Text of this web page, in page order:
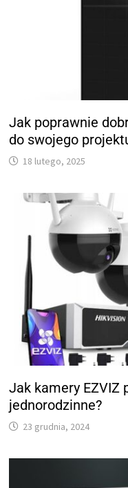
Jak poprawnie
do swojego
18 lutego, 2025
Jak kamery EZVIZ
jednorodzinne?
23 grudnia, 2024